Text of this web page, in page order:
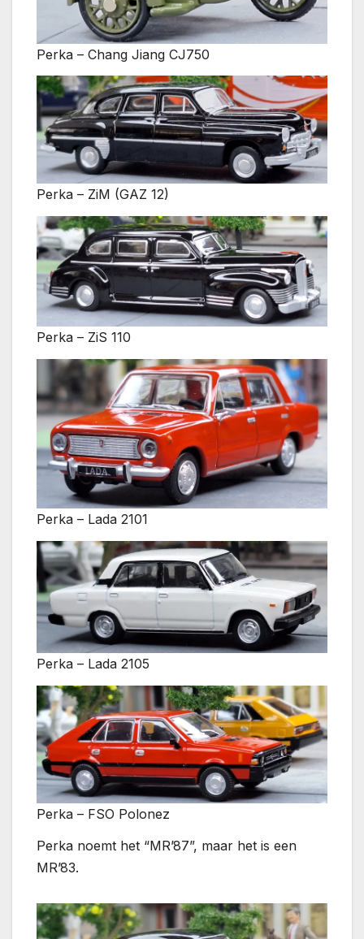
Perka – Chang Jiang CJ750
Perka – ZiM (GAZ 12)
Perka – ZiS 110
Perka – Lada 2101
Perka – Lada 2105
Perka – FSO Polonez
Perka noemt het “MR’87”, maar het is een
MR’83.